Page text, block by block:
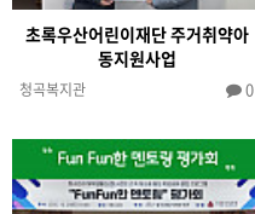
초록우산어린이재단 주거취약아
동지원사업
청곡복지관 0